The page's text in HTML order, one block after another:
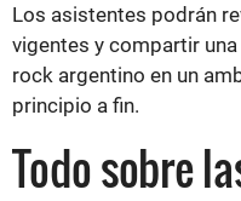
Los asistentes podrán
vigentes y compartir
rock argentino en un
principio a fin.
Todo sobre